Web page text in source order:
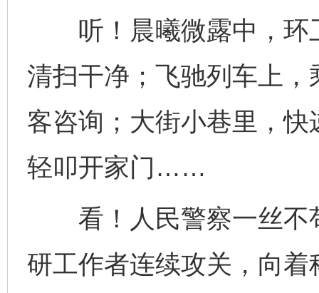
听！晨曦微露中，环
清扫干净；飞驰列车上
客咨询；大街小巷里，
轻叩开家门……
看！人民警察一丝不
研工作者连续攻关，向